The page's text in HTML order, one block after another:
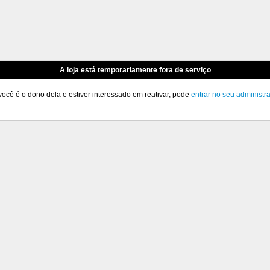
A loja está temporariamente fora de serviço
é o dono dela e estiver interessado em reativar, pode entrar no seu